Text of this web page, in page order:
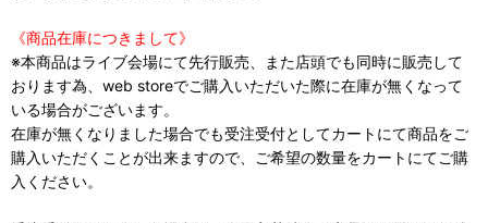
《商品在庫につきまして》
※本商品はライブ会場にて先行販売、また店頭でも同時に販売して
おります為、web storeでご購入いただいた際に在庫が無くなって
いる場合がございます。
在庫が無くなりました場合でも受注受付としてカートにて商品をご
購入いただくことが出来ますので、ご希望の数量をカートにてご購
入ください。